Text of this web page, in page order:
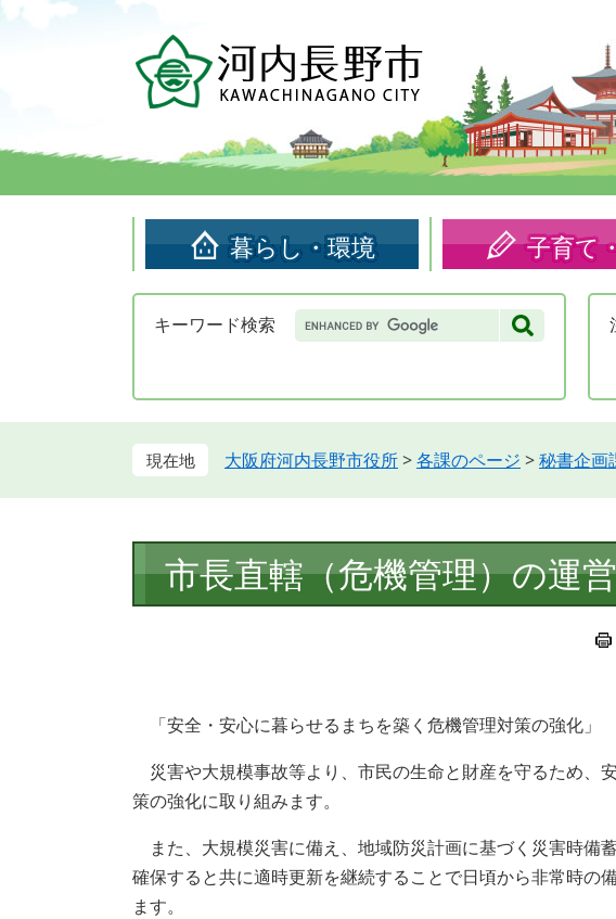
頭
す。
飛
し
暮らし・環境 子育て
キーワード検索 Google
カ
検
大阪府河内長野市役所>各課のページ >秘書企画
文
市長直轄（危機管理）の運
「安全・安心に暮らせるまちを築く危機管理対策の強化」
災害や大規模事故等より、市民の生命と財産を守るため、
策の強化に取り組みます。
また、大規模災害に備え、地域防災計画に基づく災害時備
確保すると共に適時更新を継続することで日頃から非常時の
ます。